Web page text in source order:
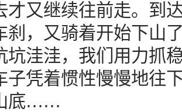
才又继续往前走。到
刹，又骑着开始下山
坑洼洼，我们用力抓
子凭着惯性慢慢地往
底……